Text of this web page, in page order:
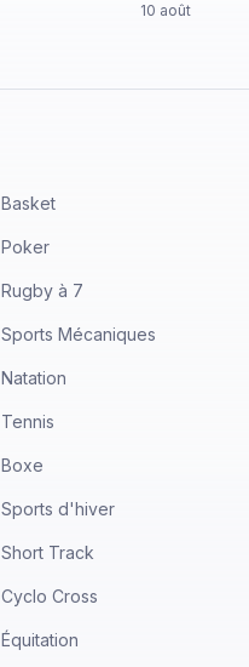
10 août
Basket
Poker
Rugby à 7
Sports Mécaniques
Natation
Tennis
Boxe
Sports d'hiver
Short Track
Cyclo Cross
Équitation